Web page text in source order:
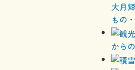
大月
もの
から